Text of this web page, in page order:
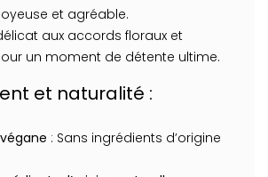
et agréable.
aux accords floraux et
un moment de détente ultime.
et naturalité :
: Sans ingrédients d’origine